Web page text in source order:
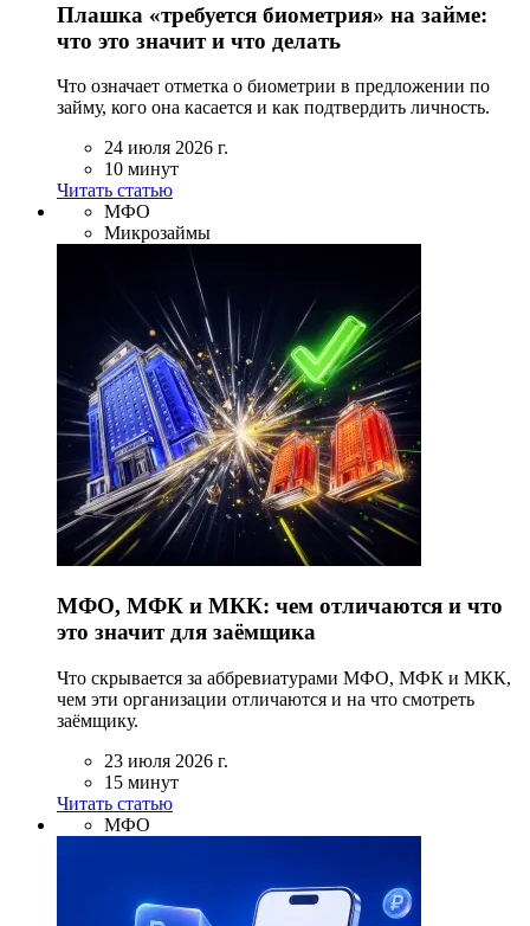
Плашка «требуется биометрия» на займе:
что это значит и что делать
Что означает отметка о биометрии в предложении по
займу, кого она касается и как подтвердить личность.
24 июля 2026 г.
10 минут
Читать статью
МФО
Микрозаймы
МФО, МФК и МКК: чем отличаются и что
это значит для заёмщика
Что скрывается за аббревиатурами МФО, МФК и МКК,
чем эти организации отличаются и на что смотреть
заёмщику.
23 июля 2026 г.
15 минут
Читать статью
МФО